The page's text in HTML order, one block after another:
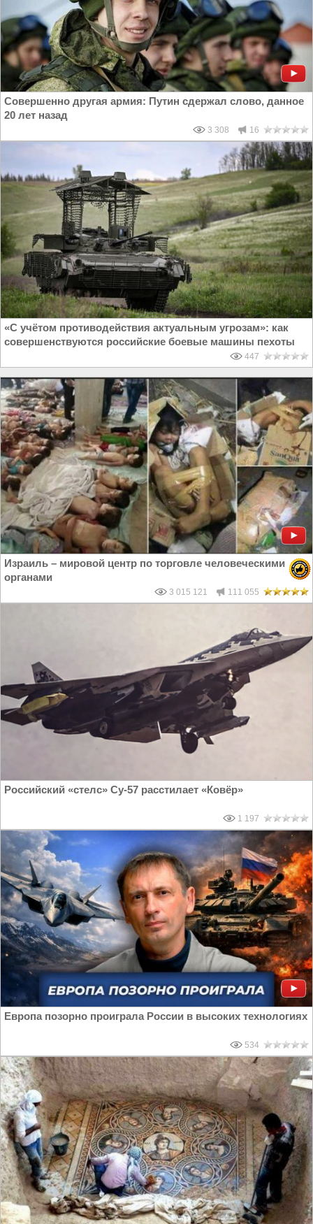
Совершенно другая армия: Путин сдержал слово, данное
20 лет назад
3 308 16
«С учётом противодействия актуальным угрозам»: как
совершенствуются российские боевые машины пехоты
447
Израиль – мировой центр по торговле человеческими
органами
3 015 121 111 055
Российский «стелс» Су-57 расстилает «Ковёр»
1 197
Европа позорно проиграла России в высоких технологиях
534